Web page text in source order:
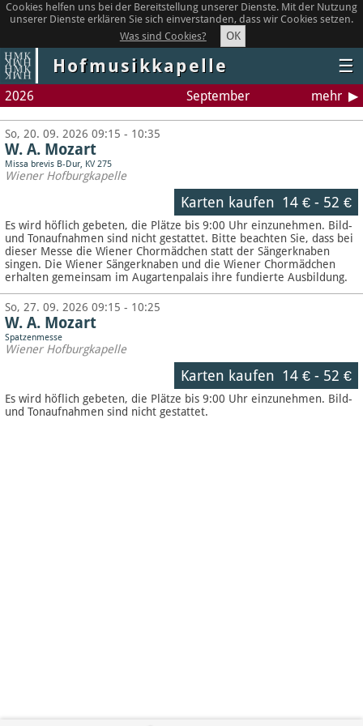
Cookies helfen uns bei der Bereitstellung unserer Dienste. Mit der Nutzung
unserer Dienste erklären Sie sich einverstanden, dass wir Cookies setzen.
Was sind Cookies?
OK
Hofmusikkapelle ☰
2026 September mehr
So, 20. 09. 2026 09:15 - 10:35
W. A. Mozart
Missa brevis B-Dur, KV 275
Wiener Hofburgkapelle
Karten kaufen 14 €- 52 €
Es wird höflich gebeten, die Plätze bis 9:00 Uhr einzunehmen. Bild-
und Tonaufnahmen sind nicht gestattet. Bitte beachten Sie, dass bei
dieser Messe die Wiener Chormädchen statt der Sängerknaben
singen. Die Wiener Sängerknaben und die Wiener Chormädchen
erhalten gemeinsam im Augartenpalais ihre fundierte Ausbildung.
So, 27. 09. 2026 09:15 - 10:25
W. A. Mozart
Spatzenmesse
Wiener Hofburgkapelle
Karten kaufen 14 €- 52 €
Es wird höflich gebeten, die Plätze bis 9:00 Uhr einzunehmen. Bild-
und Tonaufnahmen sind nicht gestattet.